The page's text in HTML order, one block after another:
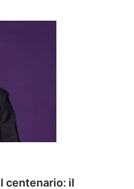
centenario: il